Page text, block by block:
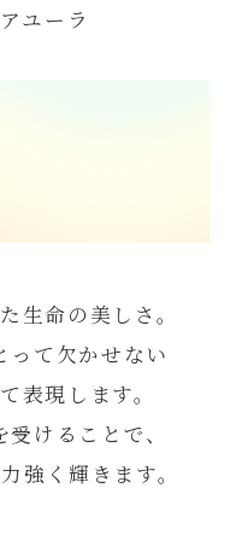
ユーラ
生命の美しさ。
って欠かせない
表現します。
けることで、
強く輝きます。